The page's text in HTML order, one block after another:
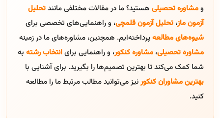
ومشاوره تحصیلی هستید؟ ما در مقالات مختلفی مانندتحلیل
آزمون ماز، تحلیل آزمون قلمچی، و راهنمایی‌های تخصصی برای
شیوه‌های مطالعهپرداخته‌ایم. همچنین، مشاوره‌های ما در زمینه
مشاوره تحصیلی، مشاوره کنکور، و راهنمایی برایانتخاب رشته به
شما کمک می‌کند تا بهترین تصمیم‌ها را بگیرید. برای آشنایی با
بهترین مشاوران کنکورنیز می‌توانید مطالب مرتبط ما را مطالعه
کنید.